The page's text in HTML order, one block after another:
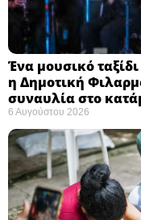
Ένα μουσικό
η Δημοτική
συναυλία στο
6 Αυγούστου 2026